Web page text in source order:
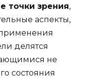
точки зрения,
аспекты,
делятся
не
состояния